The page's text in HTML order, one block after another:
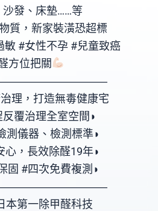
沙發、床墊……等
質，新家裝潢恐超標
#女性不孕 #兒童致癌
方位把關
理，打造無毒健康宅
覆治理全室空間◗
測儀器、檢測標準◗
心，長效除醛19年◗
固 #四次免費複測◗
本第一除甲醛科技